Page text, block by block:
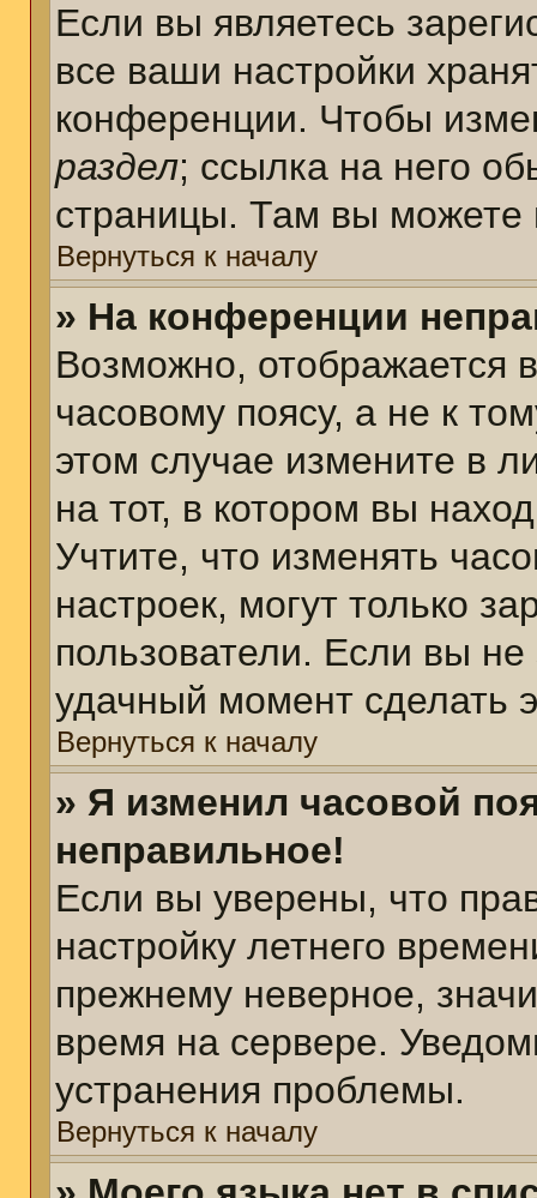
Если вы являетесь
все ваши настройки
конференции. Чтобы
раздел; ссылка на него
страницы. Там вы можете
Вернуться к началу
» На конференции
Возможно, отображается
часовому поясу, а не к
этом случае измените в
на тот, в котором вы
Учтите, что изменять
настроек, могут только
пользователи. Если вы
удачный момент сделать
Вернуться к началу
» Я изменил часовой
неправильное!
Если вы уверены, что
настройку летнего
прежнему неверное,
время на сервере.
устранения проблемы.
Вернуться к началу